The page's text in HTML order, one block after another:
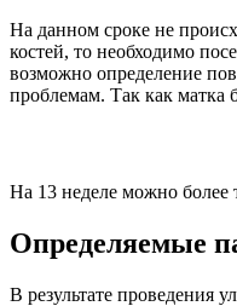
На данном сроке не
костей, то необходимо
возможно определение
проблемам. Так как матка
На 13 неделе можно более
Определяемые
В результате проведения